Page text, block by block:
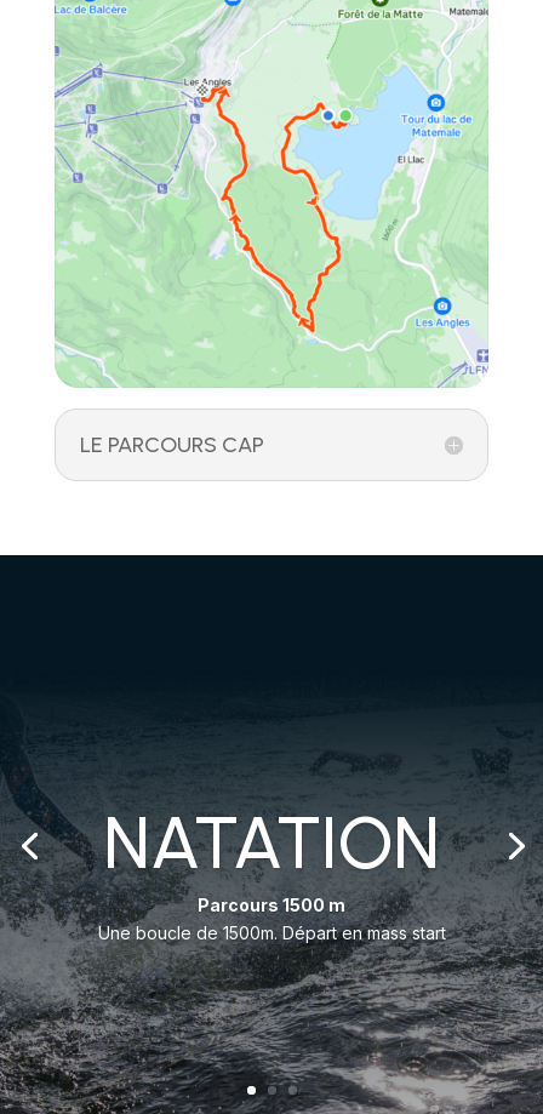
LE PARCOURS CAP
NATATION
Parcours 1500 m
Une boucle de 1500m. Départ en mass start